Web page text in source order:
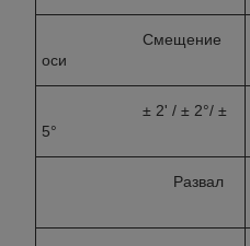
Смещение
оси
± 2' / ± 2°/ ±
5°
Развал